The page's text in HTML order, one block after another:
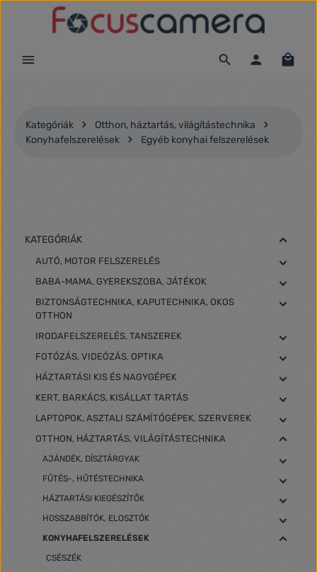
Ugrás a fő tartalomra
Kategóriák
Otthon, háztartás, világítástechnika
Konyhafelszerelések
Egyéb konyhai felszerelések
KATEGÓRIÁK
AUTÓ, MOTOR FELSZERELÉS
BABA-MAMA, GYEREKSZOBA, JÁTÉKOK
BIZTONSÁGTECHNIKA, KAPUTECHNIKA, OKOS
OTTHON
IRODAFELSZERELÉS, TANSZEREK
FOTÓZÁS, VIDEÓZÁS, OPTIKA
HÁZTARTÁSI KIS ÉS NAGYGÉPEK
KERT, BARKÁCS, KISÁLLAT TARTÁS
LAPTOPOK, ASZTALI SZÁMÍTÓGÉPEK, SZERVEREK
OTTHON, HÁZTARTÁS, VILÁGÍTÁSTECHNIKA
AJÁNDÉK, DÍSZTÁRGYAK
FŰTÉS-, HŰTÉSTECHNIKA
HÁZTARTÁSI KIEGÉSZÍTŐK
HOSSZABBÍTÓK, ELOSZTÓK
KONYHAFELSZERELÉSEK
CSÉSZÉK